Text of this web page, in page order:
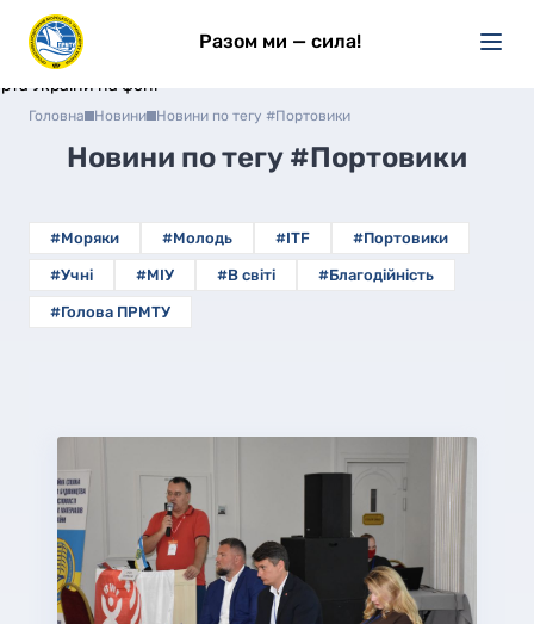
Разом ми — сила!
Головна Новини Новини по тегу #Портовики
Новини по тегу #Портовики
#Моряки #Молодь #ITF #Портовики
#Учні #МІУ #В світі #Благодійність
#Голова ПРМТУ